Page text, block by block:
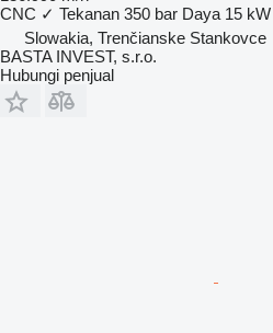
CNC ✓ Tekanan 350 bar Daya 15 kW
Slowakia, Trenčianske Stankovce
BASTA INVEST, s.r.o.
Hubungi penjual